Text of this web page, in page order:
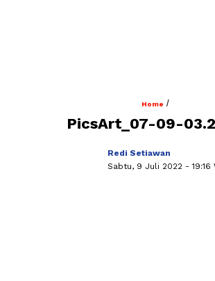
Home /
PicsArt_07-09-
Redi Setiawan
Sabtu, 9 Juli 2022 - 19:16